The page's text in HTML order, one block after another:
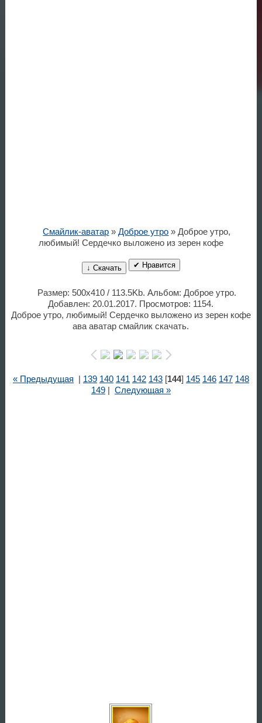
Смайлик-аватар »Доброе утро » Доброе утро,
любимый! Сердечко выложено из зерен кофе
↓ Скачать ✔ Нравится
Размер: 500x410 / 113.5Kb. Альбом: Доброе утро.
Добавлен: 20.01.2017. Просмотров: 1154.
Доброе утро, любимый! Сердечко выложено из зерен кофе
ава аватар смайлик скачать.
« Предыдущая 139 140 141 142 143[144] 145 146 147 148
149| Следующая »